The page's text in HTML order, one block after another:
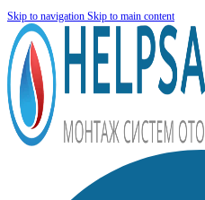
Skip to navigation Skip to main content